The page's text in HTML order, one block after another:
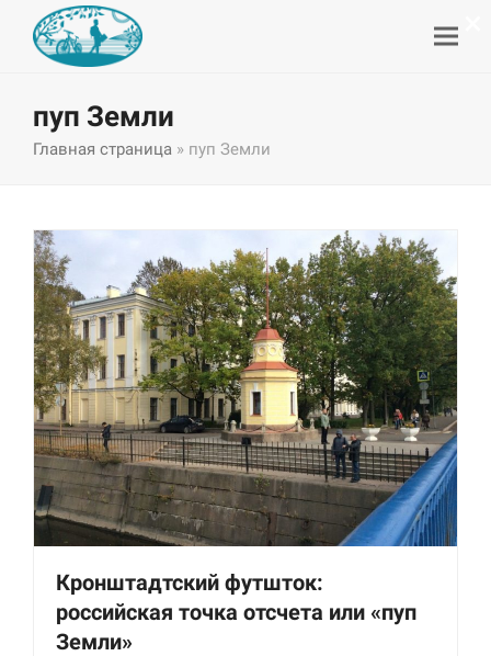
пуп Земли
Главная страница » пуп Земли
Кронштадтский футшток:
российская точка отсчета или «пуп
Земли»